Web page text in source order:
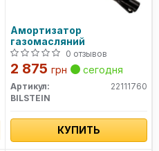
Амортизатор
газомасляний
0 отзывов
2 875 грн сегодня
Артикул:
22111760
BILSTEIN
КУПИТЬ